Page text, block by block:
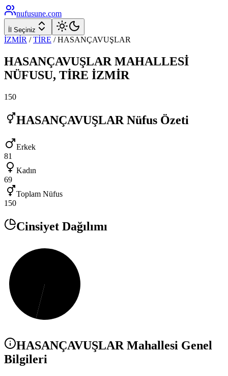
nufusune.com
İl Seçiniz
İZMİR / TİRE /HASANÇAVUŞLAR
HASANÇAVUŞLAR MAHALLESİ
NÜFUSU, TİRE İZMİR
150
HASANÇAVUŞLAR Nüfus Özeti
Erkek
81
Kadın
69
Toplam Nüfus
150
Cinsiyet Dağılımı
HASANÇAVUŞLARMahallesi Genel
Bilgileri